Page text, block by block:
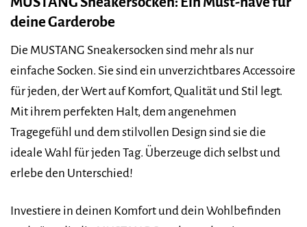
deine Garderobe
Die MUSTANG Sneakersocken sind mehr als nur
einfache Socken. Sie sind ein unverzichtbares Accessoire
für jeden, der Wert auf Komfort, Qualität und Stil legt.
Mit ihrem perfekten Halt, dem angenehmen
Tragegefühl und dem stilvollen Design sind sie die
ideale Wahl für jeden Tag. Überzeuge dich selbst und
erlebe den Unterschied!
Investiere in deinen Komfort und dein Wohlbefinden